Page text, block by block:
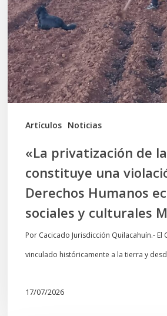
Artículos Noticias
las
semillas
constituye
una
violación
de
Humanos
económicos,
sociales
culturales
Mapuche»
«La privatización de
constituye una
Derechos Humanos
sociales y culturales
Por Cacicado Jurisdicción Quilacahuín.- El
vinculado históricamente a la tierra y
17/07/2026